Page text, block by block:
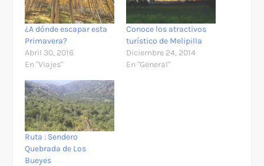
¿A dónde escapar esta
Primavera?
Abril 30, 2016
En "Viajes"
Conoce los atractivos
turístico de Melipilla
Diciembre 24, 2014
En "General"
Ruta : Sendero
Quebrada de Los
Bueyes